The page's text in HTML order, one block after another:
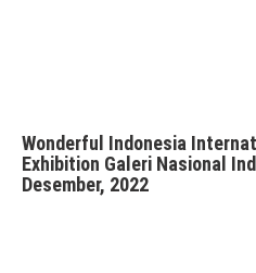
Wonderful Indonesia
Exhibition Galeri Nasional
Desember, 2022